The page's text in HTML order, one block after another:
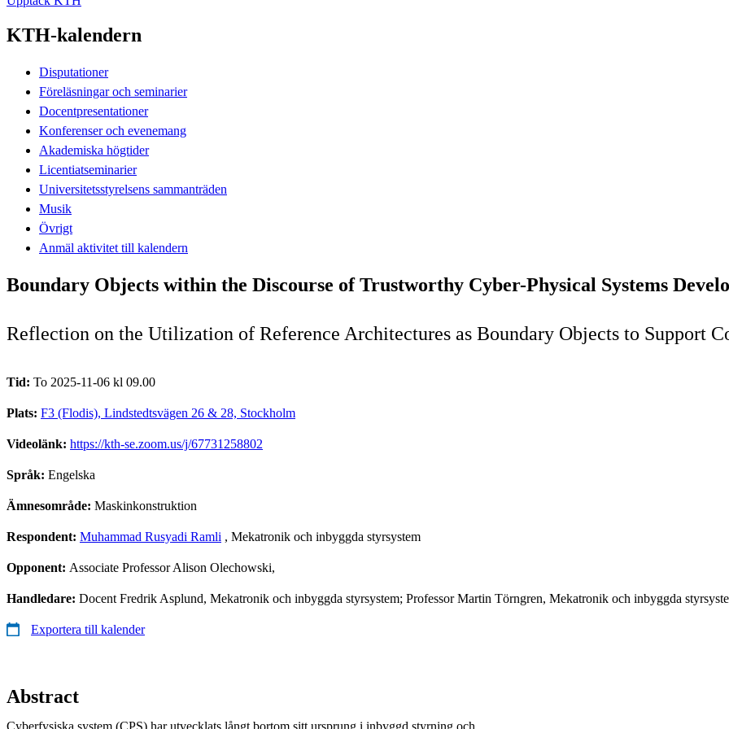
KTH-kalendern
Disputationer
Föreläsningar och seminarier
Docentpresentationer
Konferenser och evenemang
Akademiska högtider
Licentiatseminarier
Universitetsstyrelsens sammanträden
Musik
Övrigt
Anmäl aktivitet till kalendern
Boundary Objects within the Discourse of Trustworthy Cyber-Physical Systems
Reflection on the Utilization of Reference Architectures as Boundary Objects to Support
Tid: To 2025-11-06 kl 09.00
Plats: F3 (Flodis), Lindstedtsvägen 26 & 28, Stockholm
Videolänk: https://kth-se.zoom.us/j/67731258802
Språk: Engelska
Ämnesområde: Maskinkonstruktion
Respondent: Muhammad Rusyadi Ramli , Mekatronik och inbyggda styrsystem
Opponent: Associate Professor Alison Olechowski,
Handledare: Docent Fredrik Asplund, Mekatronik och inbyggda styrsystem; Professor Martin Törngren, Mekatronik och inbyggda
Exportera till kalender
Abstract
Cyberfysiska system (CPS) har utvecklats långt bortom sitt ursprung i inbyggd styrning och